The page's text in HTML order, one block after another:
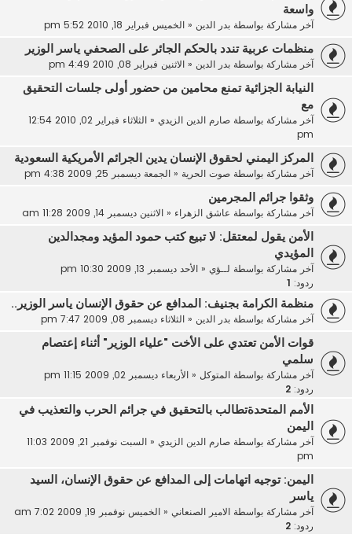
واسعة
آخر مشاركة بواسطة بدر الدين« الخميس فبراير 18, 2010 5:52 pm
منظمات عربية تندد بالحكم الجائر على الصحفي ياسر الوزير
آخر مشاركة بواسطة بدر الدين« الاثنين فبراير 08, 2010 4:49 pm
النيابة الجزائية تمنع محامين من حضور أولى جلسات التحقيق
مع
آخر مشاركة بواسطة صارم الدين الزيدي«
الثلاثاء فبراير 02, 2010 12:54
pm
المركز اليمني لحقوق الإنسان يدين الجرائم الأمريكية السعودية
آخر مشاركة بواسطة صوت الحرية« الجمعة ديسمبر 25, 2009 4:38 pm
وثقوا جرائم المجرمين
آخر مشاركة بواسطة عاشق الزهراء« الاثنين ديسمبر 14, 2009 11:28 am
الأمن يقول لمعتقل: لا تبيع كتب حمود المؤيد ومجدالدين
المؤيدي
آخر مشاركة بواسطة لــؤي« الأحد ديسمبر 13, 2009 10:30 pm
ردود:
منظمة الكرامة بجنيف: المدافع عن حقوق الإنسان ياسر الوزير..
آخر مشاركة بواسطة بدر الدين« الثلاثاء ديسمبر 08, 2009 7:47 pm
قوات الأمن تعتدي على الأخت "علياء الوزير" أثناء إعتصام
سلمي
آخر مشاركة بواسطة المتوكل « الأربعاء ديسمبر 02, 2009 11:15 pm
ردود: 2
الأمم المتحدةتطالب بالتحقيق في جرائم الحرب والتعذيب في
اليمن
آخر مشاركة بواسطة صارم الدين الزيدي«
السبت نوفمبر 21, 2009 11:03
pm
اليمن: توجيه اتهامات إلى المدافع عن حقوق الإنسان، السيد
ياسر
آخر مشاركة بواسطة الامير الصنعاني « الخميس نوفمبر 19, 2009 7:02 am
ردود: 2